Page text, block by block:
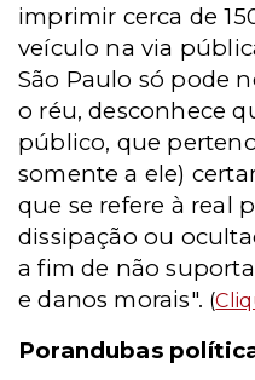
imprimir cerca de
veículo na via
São Paulo só pode
o réu, desconhece
público, que
somente a ele)
que se refere à real
dissipação ou
a fim de não
e danos morais". (
Porandubas